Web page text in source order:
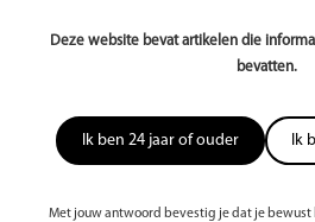
Deze website bevat artikelen die
bevatten.
Ik ben 24 jaar of ouder Ik
Met jouw antwoord bevestig je dat je bewust